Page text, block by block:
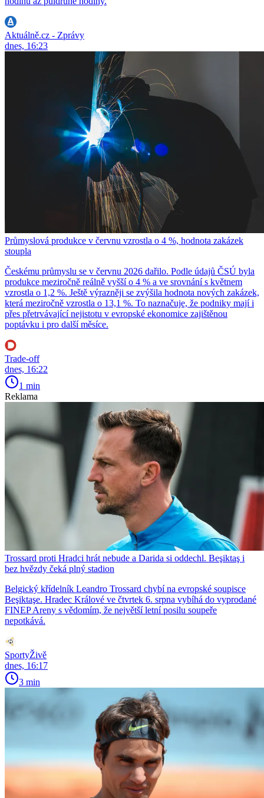
Aktuálně.cz - Zprávy
dnes, 16:23
Průmyslová produkce v červnu vzrostla o 4 %, hodnota zakázek
stoupla
Českému průmyslu se v červnu 2026 dařilo. Podle údajů ČSÚ byla
produkce meziročně reálně vyšší o 4 % a ve srovnání s květnem
vzrostla o 1,2 %. Ještě výrazněji se zvýšila hodnota nových zakázek,
která meziročně vzrostla o 13,1 %. To naznačuje, že podniky mají i
přes přetrvávající nejistotu v evropské ekonomice zajištěnou
poptávku i pro další měsíce.
Trade-off
dnes, 16:22
1 min
Reklama
Trossard proti Hradci hrát nebude a Darida si oddechl. Beşiktaş i
bez hvězdy čeká plný stadion
Belgický křídelník Leandro Trossard chybí na evropské soupisce
Beşiktaşe. Hradec Králové ve čtvrtek 6. srpna vybíhá do vyprodané
FINEP Areny s vědomím, že největší letní posilu soupeře
nepotkává.
SportyŽivě
dnes, 16:17
3 min